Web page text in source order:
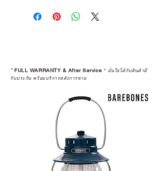
*FULL WARRANTY & After Service * มั่นใจได้กับสินค้ามี
รับประกัน พร้อมบริการหลังการขาย